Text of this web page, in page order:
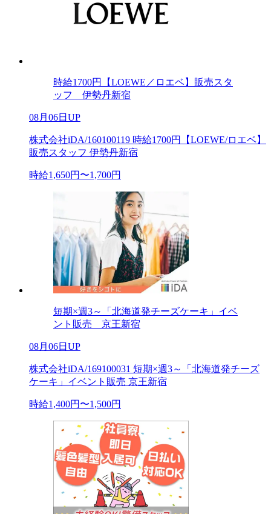
時給1700円【LOEWE／ロエベ】販売スタ
ッフ 伊勢丹新宿
08月06日UP
株式会社iDA/160100119 時給1700円【LOEWE/ロエベ】
販売スタッフ 伊勢丹新宿
時給1,650円〜1,700円
短期×週3～「北海道発チーズケーキ」イベ
ント販売 京王新宿
08月06日UP
株式会社iDA/169100031 短期×週3～「北海道発チーズ
ケーキ」イベント販売 京王新宿
時給1,400円〜1,500円